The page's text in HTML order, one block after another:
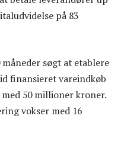
på 83
søgt at etablere
finansieret vareindkøb
50 millioner kroner.
vokser med 16